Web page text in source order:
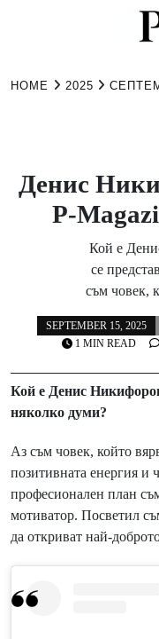
HOME 2025
Денис
P-
Кой е
се
съм човек,
SEPTEMBER 15, 2025
1 MIN READ
Кой е Денис
няколко думи?
Аз съм човек, който
позитивната енергия и
професионален план
мотиватор. Посветил
да откриват най-